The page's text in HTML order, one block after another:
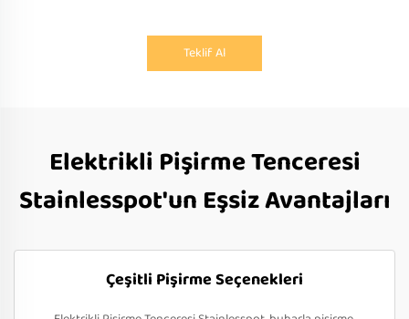
Teklif Al
Elektrikli Pişirme Tenceresi
Stainlesspot'un Eşsiz Avantajları
Çeşitli Pişirme Seçenekleri